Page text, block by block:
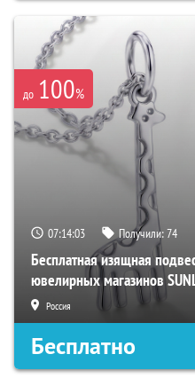
до 100%
07:14:02 Получили:74
Бесплатная изящная
ювелирных магазинов
Россия
Бесплатно